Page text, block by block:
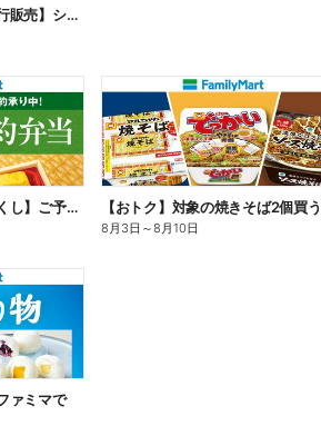
【ファミマオンライン先行販売】シルバニアファミリー
【旨さ格別、こだわり尽くし】ご予約弁当
8月3日 ～8月10日
ァミマで